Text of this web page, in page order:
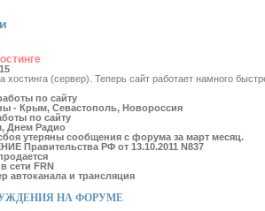
хостинга (сервер). Теперь сайт работает намного
по сайту
- Крым, Севастополь, Новороссия
по сайту
Днем Радио
утеряны сообщения с форума за март месяц.
Правительства РФ от 13.10.2011 N837
сети FRN
автоканала и трансляция
НА ФОРУМЕ